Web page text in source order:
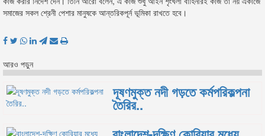
সমাজের সকল শ্রেনী পেশার মানুষকে আন্তরিকপূর্ন ভূমিকা রাখতে হবে।
আরও পড়ুন
দূষণমুক্ত নদী গড়তে কর্মপরিকল্পনা
তৈরির..